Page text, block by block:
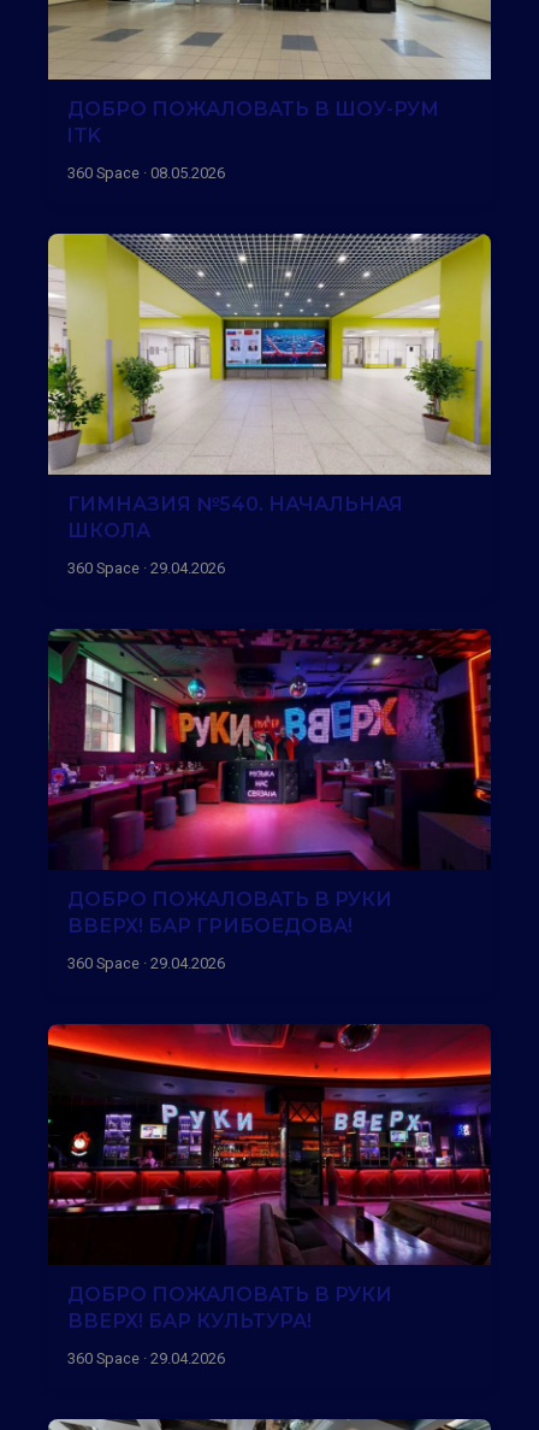
ДОБРО ПОЖАЛОВАТЬ В ШОУ-РУМ
ITK
360 Space · 08.05.2026
ГИМНАЗИЯ №540. НАЧАЛЬНАЯ
ШКОЛА
360 Space · 29.04.2026
ДОБРО ПОЖАЛОВАТЬ В РУКИ
ВВЕРХ! БАР ГРИБОЕДОВА!
360 Space · 29.04.2026
ДОБРО ПОЖАЛОВАТЬ В РУКИ
ВВЕРХ! БАР КУЛЬТУРА!
360 Space · 29.04.2026